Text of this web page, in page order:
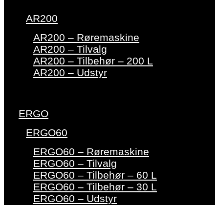
AR200
AR200 – Røremaskine
AR200 – Tilvalg
AR200 – Tilbehør – 200 L
AR200 – Udstyr
ERGO
ERGO60
ERGO60 – Røremaskine
ERGO60 – Tilvalg
ERGO60 – Tilbehør – 60 L
ERGO60 – Tilbehør – 30 L
ERGO60 – Udstyr